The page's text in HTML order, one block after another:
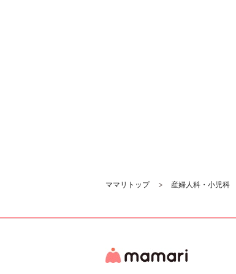
ママリトップ 産婦人科・小児科